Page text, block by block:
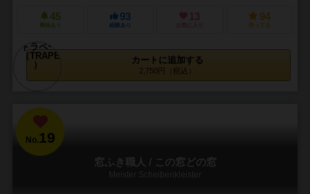
45
興味あり
93
経験あり
13
お気に入り
94
持ってる
カートに追加する
2,750円（税込）
No.19
窓ふき職人 / この窓どの窓
Meister Scheibenkleister